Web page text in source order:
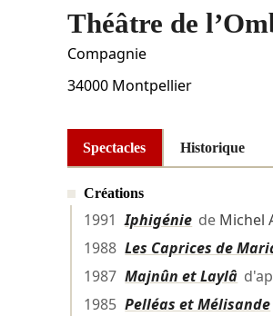
Théâtre de
Compagnie
34000 Montpellier
Spectacles Historique
Créations
1991 Iphigénie de Michel
1988 Les Caprices de
1987 Majnûn et Laylâ
1985 Pelléas et Mélisande